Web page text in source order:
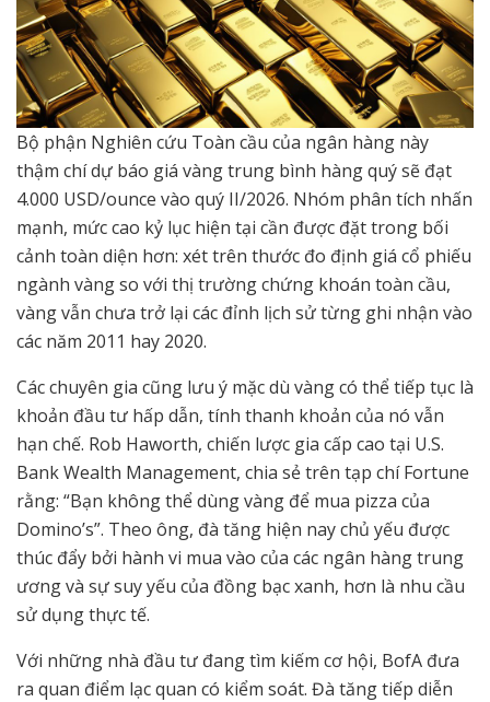
Bộ phận Nghiên cứu Toàn cầu của ngân hàng này
thậm chí dự báo giá vàng trung bình hàng quý sẽ đạt
4.000 USD/ounce vào quý II/2026. Nhóm phân tích nhấn
mạnh, mức cao kỷ lục hiện tại cần được đặt trong bối
cảnh toàn diện hơn: xét trên thước đo định giá cổ phiếu
ngành vàng so với thị trường chứng khoán toàn cầu,
vàng vẫn chưa trở lại các đỉnh lịch sử từng ghi nhận vào
các năm 2011 hay 2020.
Các chuyên gia cũng lưu ý mặc dù vàng có thể tiếp tục là
khoản đầu tư hấp dẫn, tính thanh khoản của nó vẫn
hạn chế. Rob Haworth, chiến lược gia cấp cao tại U.S.
Bank Wealth Management, chia sẻ trên tạp chí Fortune
rằng: “Bạn không thể dùng vàng để mua pizza của
Domino’s”. Theo ông, đà tăng hiện nay chủ yếu được
thúc đẩy bởi hành vi mua vào của các ngân hàng trung
ương và sự suy yếu của đồng bạc xanh, hơn là nhu cầu
sử dụng thực tế.
Với những nhà đầu tư đang tìm kiếm cơ hội, BofA đưa
ra quan điểm lạc quan có kiểm soát. Đà tăng tiếp diễn